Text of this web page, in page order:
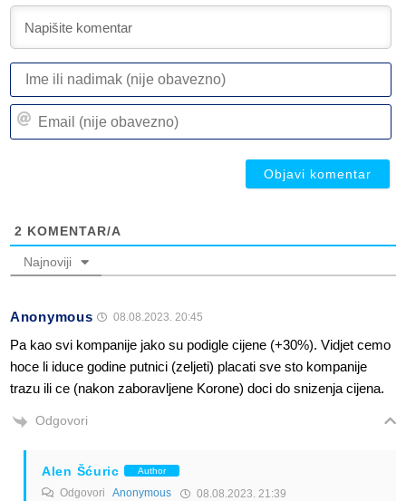
2 KOMENTAR/A
Najnoviji
Anonymous 08.08.2023. 20:45
Pa kao svi kompanije jako su podigle cijene (+30%). Vidjet cemo
hoce li iduce godine putnici (zeljeti) placati sve sto kompanije
trazu ili ce (nakon zaboravljene Korone) doci do snizenja cijena.
Odgovori
Alen Šćuric Author
Odgovori Anonymous 08.08.2023. 21:39